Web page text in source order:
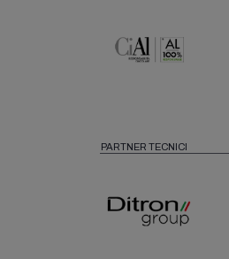
PARTNER TECNICI